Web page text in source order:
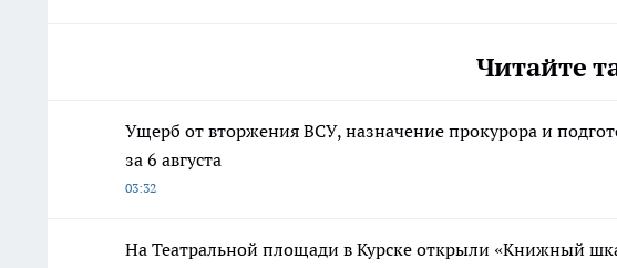
Читайте
Ущерб от вторжения ВСУ, назначение прокурора и
за 6 августа
03:32
На Театральной площади в Курске открыли «Книжный